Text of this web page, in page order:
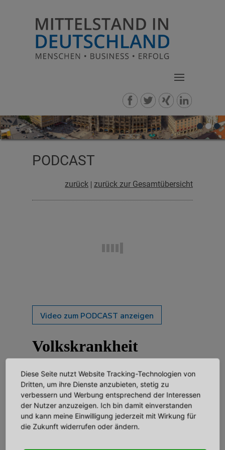
PODCAST
zurück | zurück zur Gesamtübersicht
Video zum PODCAST anzeigen
Volkskrankheit
„Sitzen“ - Vom
Schmerz zur Lösung |
MiShu | Gabriele
Wander
Diese Seite nutzt Website Tracking-Technologien von
Dritten, um ihre Dienste anzubieten, stetig zu
verbessern und Werbung entsprechend der Interessen
der Nutzer anzuzeigen. Ich bin damit einverstanden
und kann meine Einwilligung jederzeit mit Wirkung für
die Zukunft widerrufen oder ändern.